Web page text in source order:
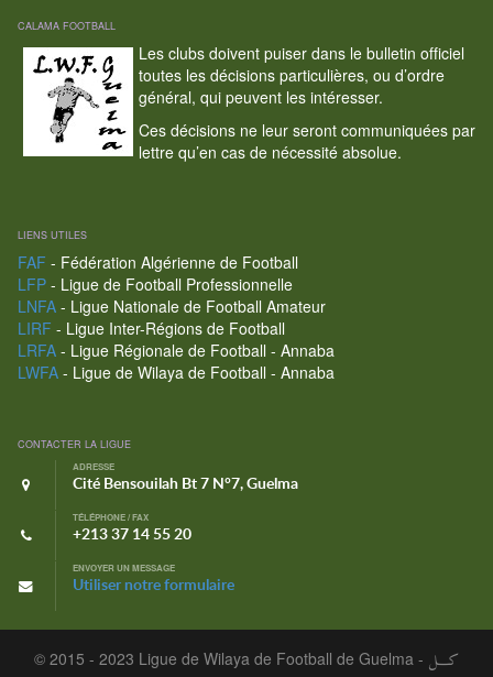
CALAMA FOOTBALL
Les clubs doivent puiser dans le bulletin officiel
toutes les décisions particulières, ou d’ordre
général, qui peuvent les intéresser.
Ces décisions ne leur seront communiquées par
lettre qu’en cas de nécessité absolue.
LIENS UTILES
FAF - Fédération Algérienne de Football
LFP- Ligue de Football Professionnelle
LNFA- Ligue Nationale de Football Amateur
LIRF - Ligue Inter-Régions de Football
LRFA- Ligue Régionale de Football - Annaba
LWFA- Ligue de Wilaya de Football - Annaba
CONTACTER LA LIGUE
ADRESSE
Cité Bensouilah Bt 7 N°7, Guelma
TÉLÉPHONE / FAX
+213 37 14 55 20
ENVOYER UN MESSAGE
Utiliser notre formulaire
© 2015 - 2023 Ligue de Wilaya de Football de Guelma - كـــل